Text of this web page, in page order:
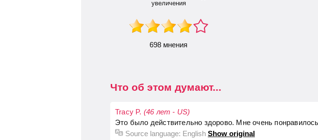
увеличения
698 мнения
Что об этом думают...
Tracy P. (46 лет - US)
Это было действительно здорово. Мне очень
Source language: English Show original